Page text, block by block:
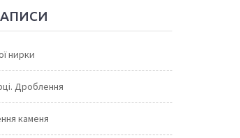
нирки
Дроблення
каменя